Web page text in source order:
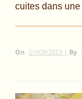
cuites dans une
On 21/09/2023 | By